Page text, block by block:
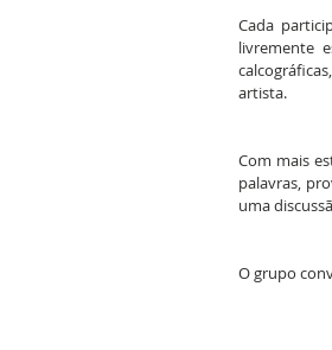
Cada
livremente
artista.
Com mais
palavras,
uma
O grupo